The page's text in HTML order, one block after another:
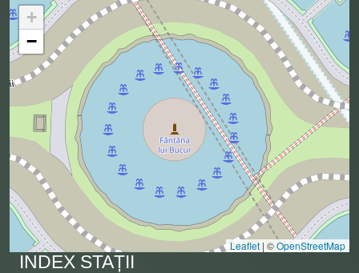
+
−
Leaflet | ©OpenStreetMap
INDEX STAȚII